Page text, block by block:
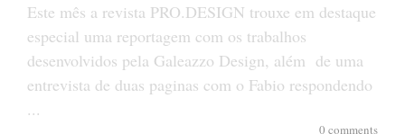
Este mês a revista PRO.DESIGN trouxe em destaque
especial uma reportagem com os trabalhos
desenvolvidos pela Galeazzo Design, além de uma
entrevista de duas paginas com o Fabio respondendo
...
0 comments